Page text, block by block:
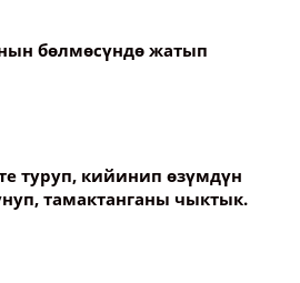
бөлмөсүндө жатып
туруп, кийинип өзүмдүн
тамактанганы чыктык.